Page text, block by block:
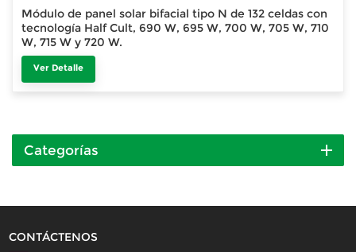
Módulo de panel solar bifacial tipo N de 132 celdas con
tecnología Half Cult, 690 W, 695 W, 700 W, 705 W, 710
W, 715 W y 720 W.
Ver Detalle
Categorías
CONTÁCTENOS